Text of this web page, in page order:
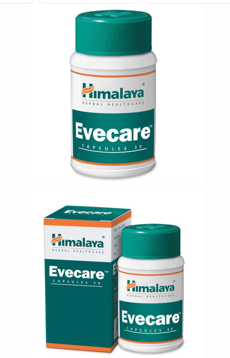
خسارة
الوزن
روتيني
باقة
القلب
الصحي
Original
IV
اختبار
التحسس
الغذائي
الحالة
البشرة
والشعر
العظام
والمفاصل
المخ
والذاكرة
صحة
القلب
دعم
مرضى
السكري